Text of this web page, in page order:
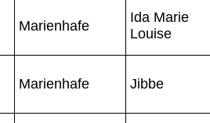
Marienhafe
Ida Marie
Louise
Marienhafe Jibbe